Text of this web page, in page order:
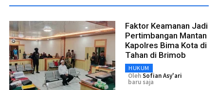
Faktor Keamanan Jadi
Pertimbangan Mantan
Kapolres Bima Kota di
Tahan di Brimob
HUKUM
OlehSofian Asy'ari
baru saja